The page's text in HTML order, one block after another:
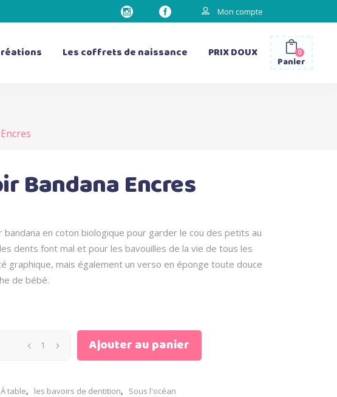
Mon compte
plats
musique
sèches
les matelas à langer
Les coffrets de naissance PRIX DOUX
Panier
0
Bandana Encres
bandana en coton biologique pour garder le cou des petits au
dents font mal et pour les bavouilles de la vie de tous les
graphique, mais également un verso en éponge toute douce
de bébé.
Ajouter au panier
À table, les bavoirs de dentition, Sous l'océan